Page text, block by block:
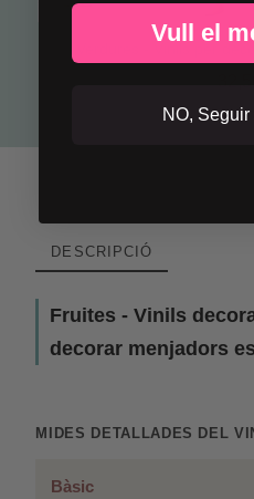
Verdures - Vinils per
DESCRIPCIÓ
Fruites - Vinils
decorar menjadors
MIDES DETALLADES DEL
Bàsic
Vull el
NO, Seguir